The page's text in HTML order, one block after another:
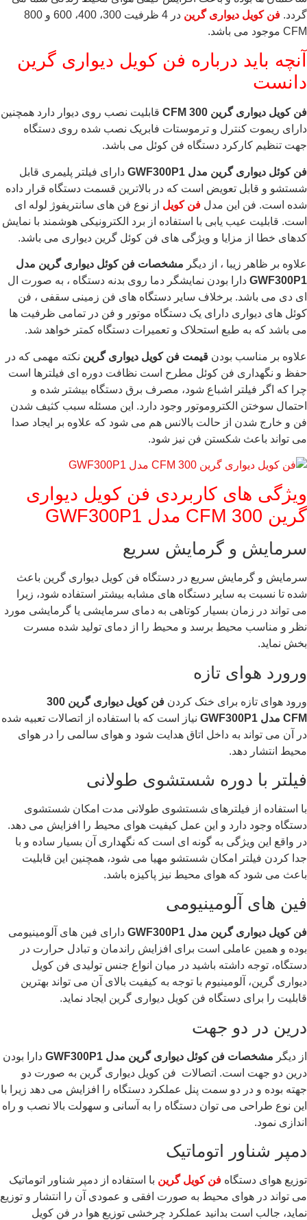
گردد. فن کویل دیواری گرین
در 4 ظرفیت 300، 400، 600 و 800
CFM موجود می باشد.
آنچه باید درباره فن کویل دیواری گرین
دانست
فن کویل دیواری گرین 300 CFM
قابلیت نصب روی دیوار دارد همچنین
دارای ریموت کنترل و ترموستات فابریک نصب شده روی دستگاه
جهت تنظیم کارکرد دستگاه فن کوئل می باشد.
فن کوئل دیواری گرین مدل GWF300P1 دارای فیلتر پلیمری قابل
شستشو و قابل تعویض است که در بالاترین قسمت دستگاه قرار داده
شده است. فن این مدل فن کویل از نوع فن های سانتریفوژ لوله ای
است. قابلیت عیب یابی با استفاده از برد الکترونیکی هوشمند با نمایش
کدهای خطا از مزایا و ویژگی های فن کوئل گرین دیواری می باشد.
علاوه بر ظاهر زیبا ، از دیگر مشخصات فن کوئل دیواری گرین مدل
GWF300P1 دارا بودن نمایشگر دما روی بدنه دستگاه ، به صورت ال
ای دی می باشد. برخلاف سایر دستگاه های فن زمینی سقفی ، فن
کوئل های دیواری دارای یک دستگاه موتور و فن در تمامی ظرفیت ها
می باشد که به طبع استحلاک و تعمیرات دستگاه کمتر خواهد شد.
علاوه بر مناسب بودن قیمت فن کویل دیواری گرین نکته مهمی که در
حفظ و نگهداری فن کوئل مطرح است نظافت دوره ای فیلترها است
چرا که اگر فیلتر اشباع شود، مصرف برق دستگاه بیشتر شده و
احتمال سوختن الکتروموتور وجود دارد. این مسئله سبب کثیف شدن
فن و خارج شدن از حالت بالانس هم می شود که علاوه بر ایجاد صدا
می تواند باعث شکستن فن نیز شود.
ویژگی های کاربردی فن کویل دیواری
گرین 300 CFM مدل GWF300P1
سرمایش و گرمایش سریع
سرمایش و گرمایش سریع در دستگاه فن کویل دیواری گرین باعث
شده تا نسبت به سایر دستگاه های مشابه بیشتر استفاده شود، زیرا
می تواند در زمان بسیار کوتاهی به دمای سرمایشی یا گرمایشی مورد
نظر و مناسب محیط برسد و محیط را از دمای تولید شده مسرت
بخش نماید.
ورورد هوای تازه
ورود هوای تازه برای خنک کردن
فن کویل دیواری گرین 300
CFM مدل GWF300P1 نیاز است که با استفاده از اتصالات تعبیه شده
در آن می تواند به داخل اتاق هدایت شود و هوای سالمی را در هوای
محیط انتشار دهد.
فیلتر با دوره شستشوی طولانی
با استفاده از فیلترهای شستشوی طولانی مدت امکان شستشوی
دستگاه وجود دارد و این عمل کیفیت هوای محیط را افزایش می دهد.
در واقع این ویژگی به گونه ای است که نگهداری آن بسیار ساده و با
جدا کردن فیلتر امکان شستشو مهیا می شود، همچنین این قابلیت
باعث می شود که هوای محیط نیز پاکیزه باشد.
فین های آلومینیومی
فن کویل دیواری گرین مدل GWF300P1 دارای فین های آلومینیومی
بوده و همین عاملی است برای افزایش راندمان و تبادل حرارت در
دستگاه، توجه داشته باشید در میان انواع جنس تولیدی فن کویل
دیواری گرین، آلومینیوم با توجه به کیفیت بالای آن می تواند بهترین
قابلیت را برای دستگاه فن کویل دیواری گرین ایجاد نماید.
درین در دو جهت
از دیگر مشخصات فن کوئل دیواری گرین مدل GWF300P1 دارا بودن
درین دو جهت است. اتصالات فن کویل دیواری گرین به صورت دو
جهته بوده و در دو سمت پنل عملکرد دستگاه را افزایش می دهد زیرا با
این نوع طراحی می توان دستگاه را به آسانی و سهولت بالا نصب و راه
اندازی نمود.
دمپر شناور اتوماتیک
توزیع هوای دستگاه فن کویل گرین با استفاده از دمپر شناور اتوماتیک
می تواند در هوای محیط به صورت افقی و عمودی آن را انتشار و توزیع
نماید، جالب است بدانید عملکرد چرخشی توزیع هوا در فن کویل